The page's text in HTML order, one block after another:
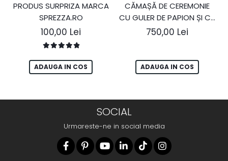
PRODUS SURPRIZA MARCA
SPREZZA.RO
100,00 Lei
ADAUGA IN COS
CĂMAȘĂ DE CEREMONIE
CU GULER DE PAPION ȘI CU
ACCESORII
750,00 Lei
ADAUGA IN COS
SOCIAL
Urmareste-ne in social media